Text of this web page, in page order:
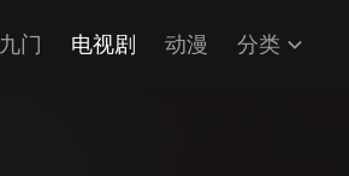
九门 电视剧 动漫 分类